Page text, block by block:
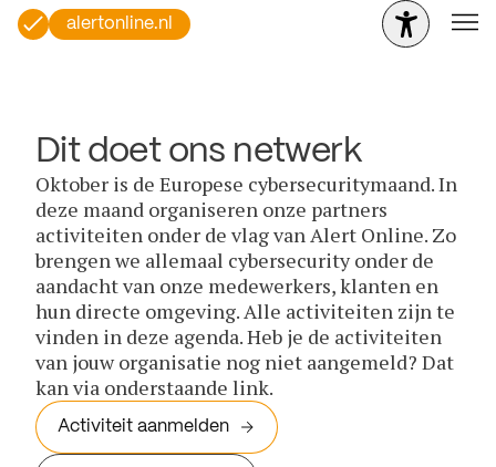
alertonline.nl
Dit doet ons netwerk
Oktober is de Europese cybersecuritymaand. In
deze maand organiseren onze partners
activiteiten onder de vlag van Alert Online. Zo
brengen we allemaal cybersecurity onder de
aandacht van onze medewerkers, klanten en
hun directe omgeving. Alle activiteiten zijn te
vinden in deze agenda. Heb je de activiteiten
van jouw organisatie nog niet aangemeld? Dat
kan via onderstaande link.
Activiteit aanmelden